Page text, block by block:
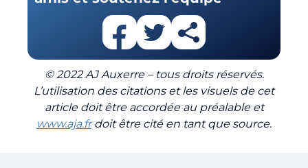
© 2022 AJ Auxerre – tous droits réservés.
L’utilisation des citations et les visuels de cet
article doit être accordée au préalable et
www.aja.frdoit être cité en tant que source.